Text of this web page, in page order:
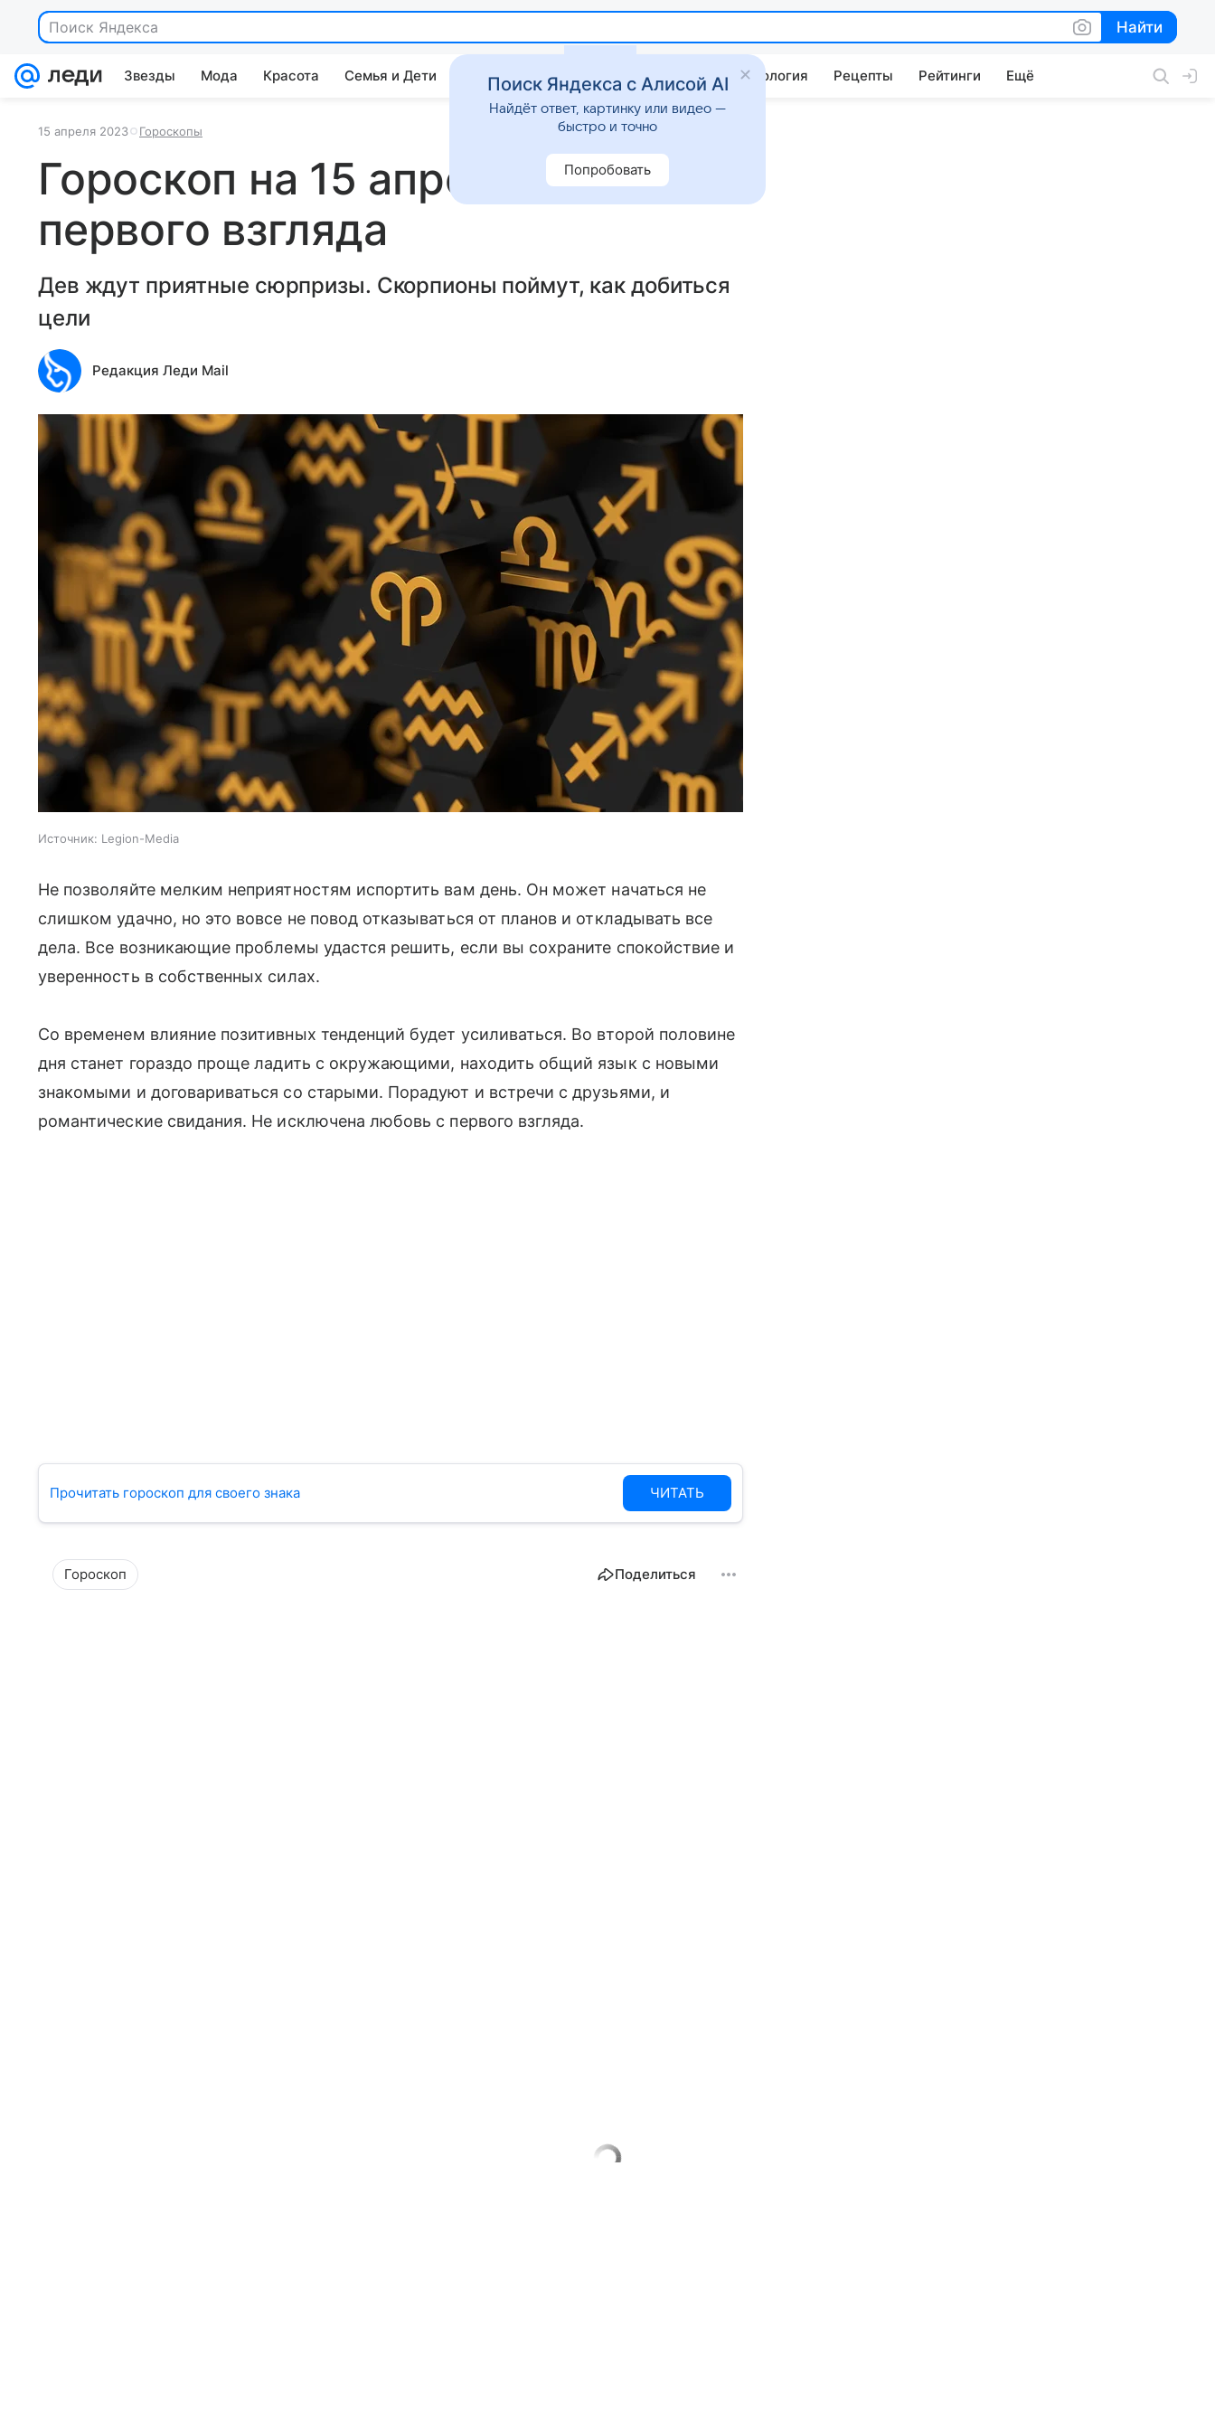
Поиск Яндекса Найти
Найти
Звезды Мода Красота Семья и Дети Дом Гороскопы Стиль жизни Психология Рецепты Рейтинги Ещё
15 апреля 2023 Гороскопы
Гороскоп на 15 апреля: любовь с
первого взгляда
Дев ждут приятные сюрпризы. Скорпионы поймут, как добиться
цели
Редакция Леди Mail
Источник: Legion-Media
Не позволяйте мелким неприятностям испортить вам день. Он может начаться не
слишком удачно, но это вовсе не повод отказываться от планов и откладывать все
дела. Все возникающие проблемы удастся решить, если вы сохраните спокойствие и
уверенность в собственных силах.
Со временем влияние позитивных тенденций будет усиливаться. Во второй половине
дня станет гораздо проще ладить с окружающими, находить общий язык с новыми
знакомыми и договариваться со старыми. Порадуют и встречи с друзьями, и
романтические свидания. Не исключена любовь с первого взгляда.
Прочитать гороскоп для своего знака ЧИТАТЬ
Гороскоп Поделиться
Поиск Яндекса с Алисой AI
Найдёт ответ, картинку или видео —
быстро и точно
Попробовать